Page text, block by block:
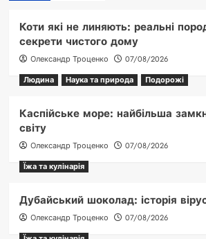
Коти які не линяють: реальні
секрети чистого дому
Олександр Троценко
07/08/2026
Людина
Наука та природа Подорожі
Каспійське море: найбільша
світу
Олександр Троценко
07/08/2026
Їжа та кулінарія
Дубайський шоколад: історія
Олександр Троценко
07/08/2026